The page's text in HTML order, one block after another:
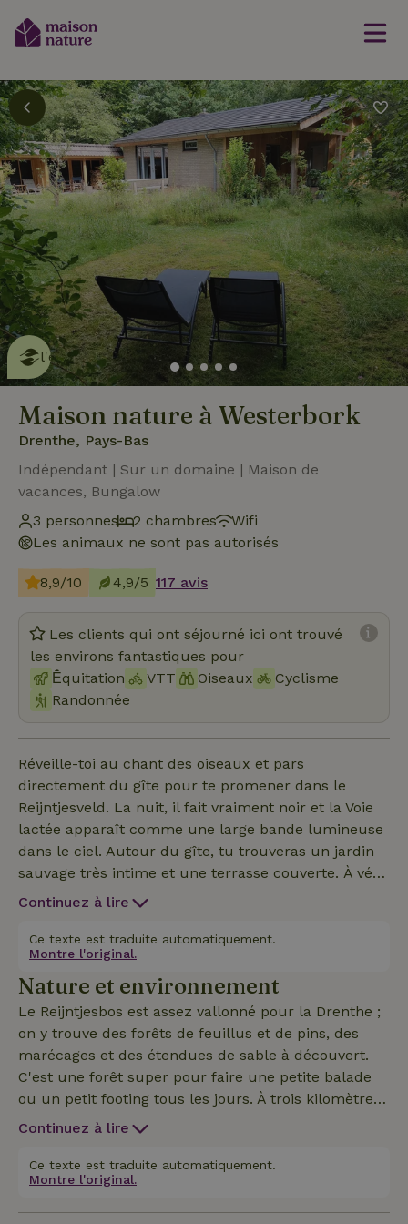
Cette Maison Nature fait de
l'effeten savoir plus
Maison nature à Westerbork
Drenthe, Pays-Bas
Indépendant | Sur un domaine | Maison de
vacances, Bungalow
3 personnes
2 chambres
Wifi
Les animaux ne sont pas autorisés
8,9/10 4,9/5 117 avis
Les clients qui ont séjourné ici ont trouvé
les environs fantastiques pour
Ḗquitation
VTT Oiseaux
Cyclisme
Randonnée
Réveille-toi au chant des oiseaux et pars
directement du gîte pour te promener dans le
Reijntjesveld. La nuit, il fait vraiment noir et la Voie
lactée apparaît comme une large bande lumineuse
dans le ciel. Autour du gîte, tu trouveras un jardin
sauvage très intime et une terrasse couverte. À vélo
ou à pied, tu peux partir dans toutes les directions
ta disposition pour que tu puisses aussi t'asseoir
dehors le soir, près de ton petit feu. La maison
nature est séparée des maisons voisines par une
large bande de verdure. Et côté jardin (au sud), c’est
la forêt qui te sert de voisin. Tu peux commander
sur place du linge de lit et de toilette ainsi que du
bois supplémentaire si besoin. En cas de départ le
dimanche (après un séjour de week-end), l'heure de
Continuez à lire
Ce texte est traduite automatiquement.
Montre l'original.
Nature et environnement
Le Reijntjesbos est assez vallonné pour la Drenthe ;
on y trouve des forêts de feuillus et de pins, des
marécages et des étendues de sable à découvert.
C'est une forêt super pour faire une petite balade
ou un petit footing tous les jours. À trois kilomètres
de là, tu trouveras le centre de Westerbork, avec
kilomètres, en traversant le Reijntjesveld, tu
découvriras le village-musée d'Orvelte. Dans toutes
les directions, il y a de belles pistes cyclables, par
Continuez à lire
Ce texte est traduite automatiquement.
Montre l'original.